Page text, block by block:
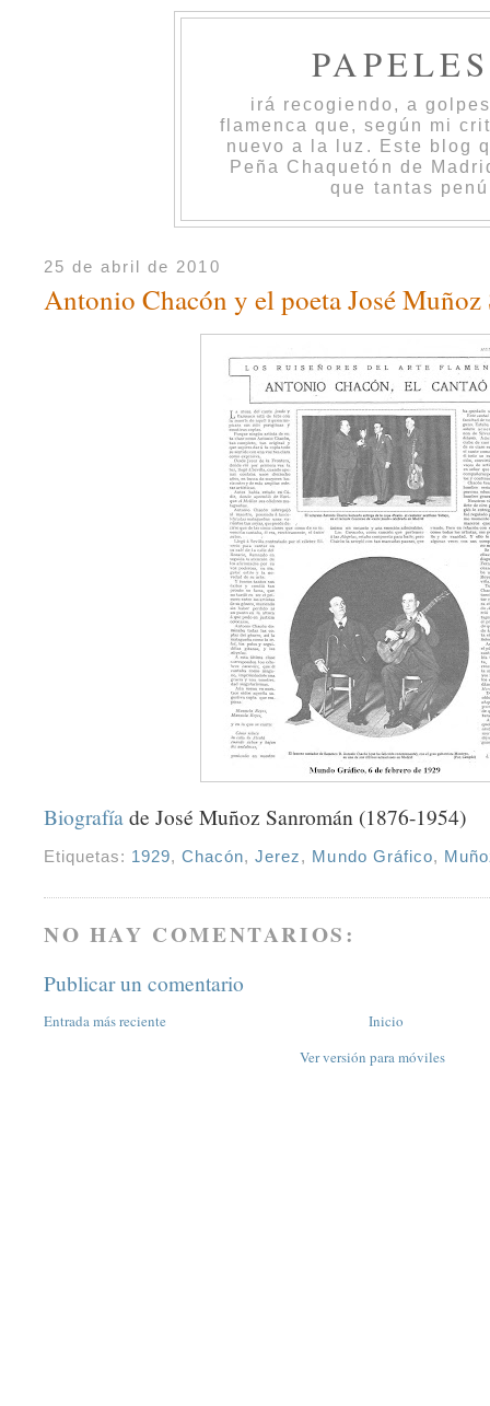
irá recogiendo, a
flamenca que, según mi
nuevo a la luz. Este blog
Peña Chaquetón de
que tantas
25 de abril de 2010
Antonio Chacón y el poeta José Muñoz
Biografíade José Muñoz Sanromán (1876-1954)
Etiquetas: 1929,Chacón,Jerez, Mundo Gráfico,
NO HAY COMENTARIOS:
Publicar un comentario
Entrada más reciente
Inicio
Ver versión para móviles